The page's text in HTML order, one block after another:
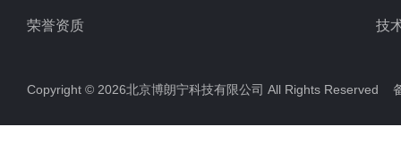
荣誉资质 技
Copyright © 2026北京博朗宁科技有限公司 All Rights Reserved